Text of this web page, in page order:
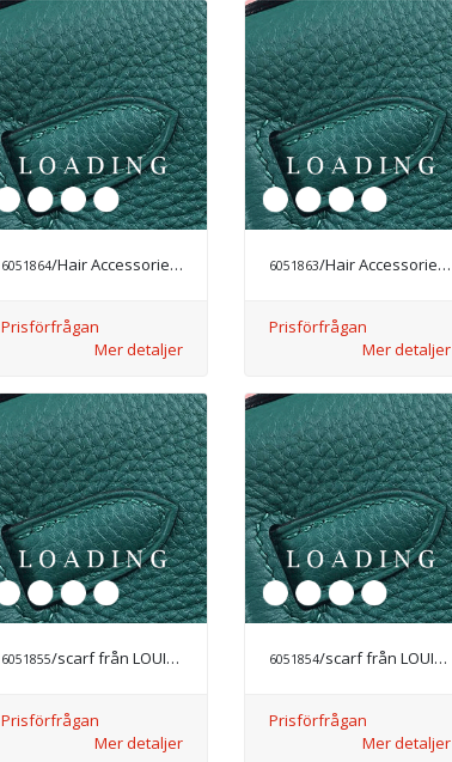
6051864/Hair Accessories från CHANEL
Prisförfrågan
Mer detaljer
6051863/Hair Accessories från CHANEL
Prisförfrågan
Mer detaljer
6051855/scarf från LOUIS VUITTON
Prisförfrågan
Mer detaljer
6051854/scarf från LOUIS VUITTON
Prisförfrågan
Mer detaljer